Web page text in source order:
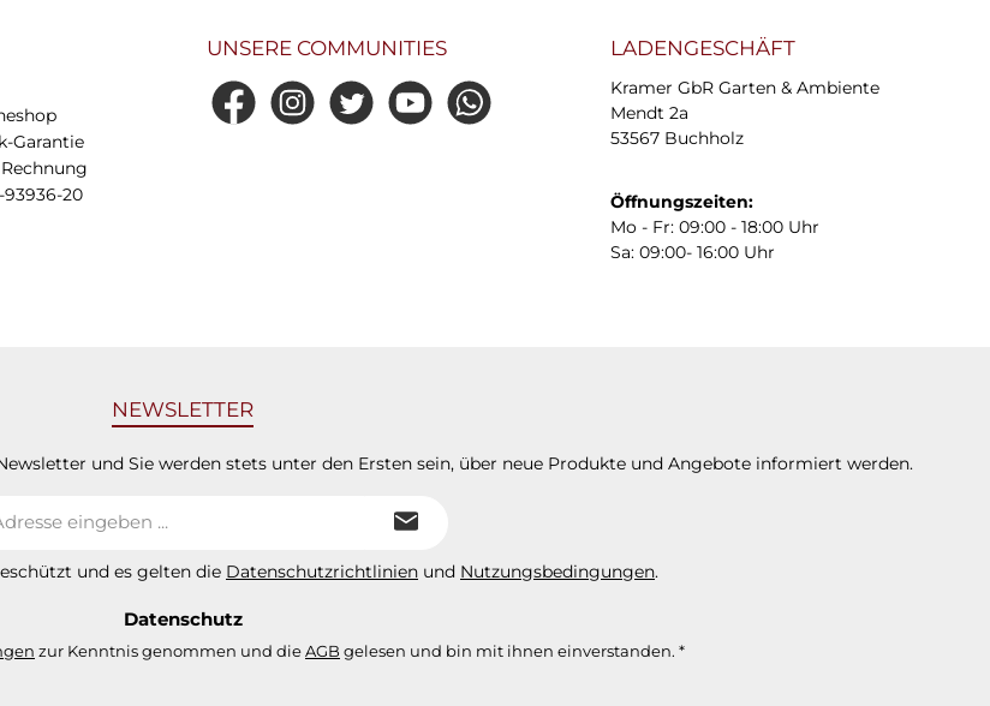
Garantie
20
UNSERE COMMUNITIES
FacebookInstagramTwitter YouTube026836654
LADENGESCHÄFT
Kramer GbR Garten & Ambiente
Mendt 2a
53567 Buchholz
Öffnungszeiten:
Mo - Fr: 09:00 - 18:00 Uhr
Sa: 09:00- 16:00 Uhr
NEWSLETTER
und Sie werden stets unter den Ersten sein, über neue Produkte und Angebote informiert werden.
und es gelten die Datenschutzrichtlinien und Nutzungsbedingungen.
Datenschutz
zur Kenntnis genommen und dieAGB gelesen und bin mit ihnen einverstanden. *